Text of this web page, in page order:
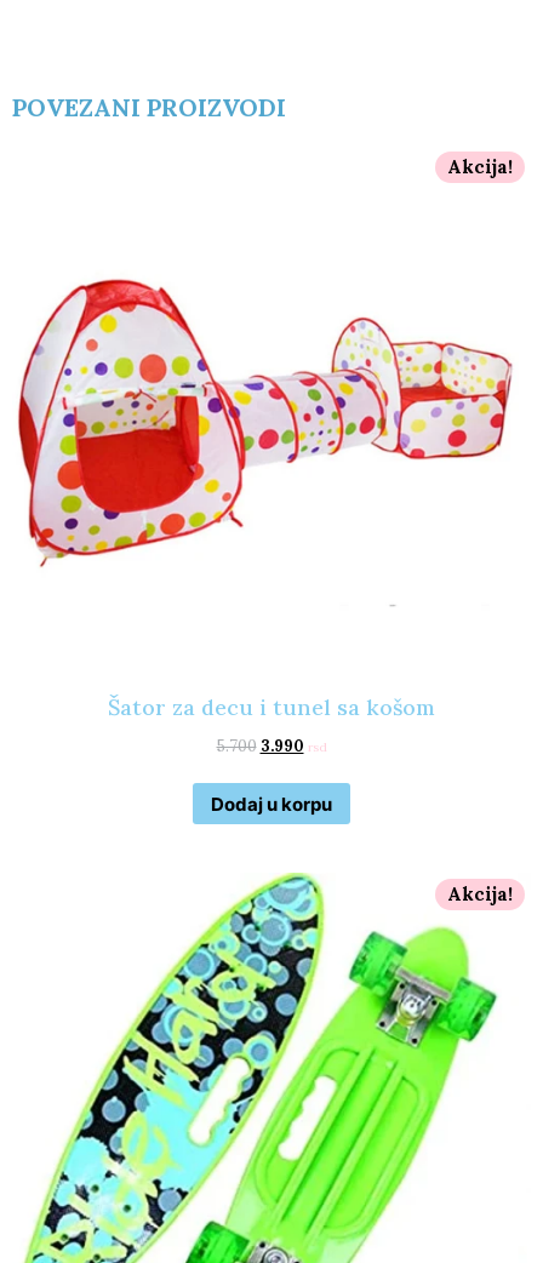
POVEZANI PROIZVODI
Akcija!
Šator za decu i tunel sa košom
5.700 3.990 rsd
Dodaj u korpu
Akcija!